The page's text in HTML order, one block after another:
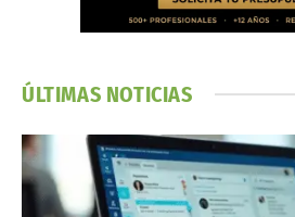
ÚLTIMAS NOTICIAS